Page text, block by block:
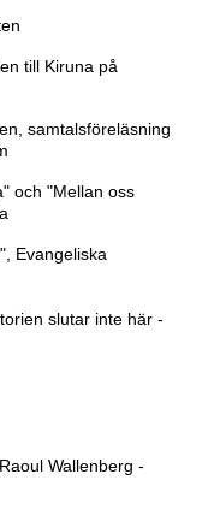
till Kiruna på
samtalsföreläsning
och "Mellan oss
Evangeliska
slutar inte här -
Wallenberg -